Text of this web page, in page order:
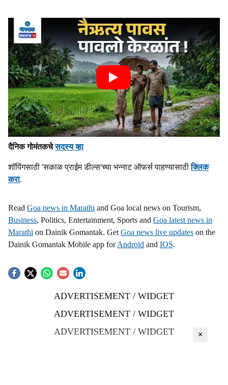
दैनिक गोमंतकचेसदस्य व्हा
शॉपिंगसाठी 'सकाळ प्राईम डील्स'च्या भन्नाट ऑफर्स पाहण्यासाठीक्लिक
करा.
Read Goa news in Marathi and Goa local news on Tourism,
Business, Politics, Entertainment, Sports and Goa latest news in
Marathi on Dainik Gomantak. Get Goa news live updates on the
Dainik Gomantak Mobile app forAndroid and IOS.
ADVERTISEMENT / WIDGET
ADVERTISEMENT / WIDGET
ADVERTISEMENT / WIDGET
×